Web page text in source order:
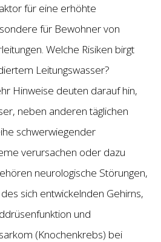
für eine erhöhte
für Bewohner von
Welche Risiken birgt
Leitungswasser?
Hinweise deuten darauf hin,
neben anderen täglichen
schwerwiegender
verursachen oder dazu
neurologische Störungen,
sich entwickelnden Gehirns,
und
(Knochenkrebs) bei